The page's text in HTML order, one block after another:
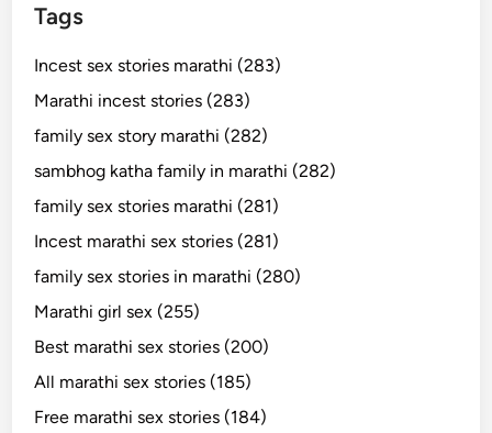
Tags
Incest sex stories marathi (283)
Marathi incest stories (283)
family sex story marathi (282)
sambhog katha family in marathi (282)
family sex stories marathi (281)
Incest marathi sex stories (281)
family sex stories in marathi (280)
Marathi girl sex (255)
Best marathi sex stories (200)
All marathi sex stories (185)
Free marathi sex stories (184)